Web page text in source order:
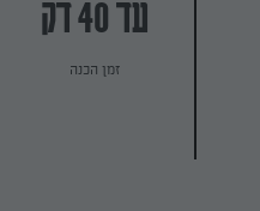
עד 40 דק
זמן הכנה